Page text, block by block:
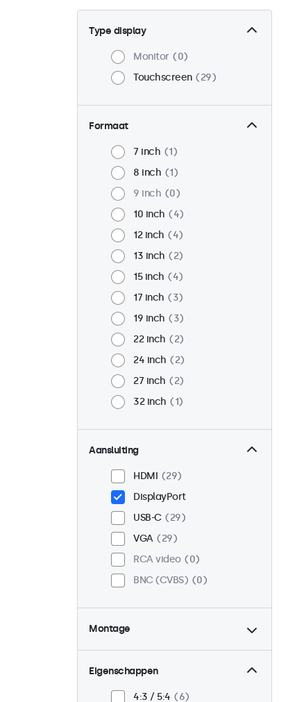
Type display
Monitor
0
Touchscreen
29
Formaat
7 inch
1
8 inch
1
9 inch
0
10 inch
4
12 inch
4
13 inch
2
15 inch
4
17 inch
3
19 inch
3
22 inch
2
24 inch
2
27 inch
2
32 inch
1
Aansluiting
HDMI
29
DisplayPort
USB-C
29
VGA
29
RCA video
0
BNC (CVBS)
0
Montage
Desktop
21
Wand
Panel mount
Eigenschappen
4:3 / 5:4
6